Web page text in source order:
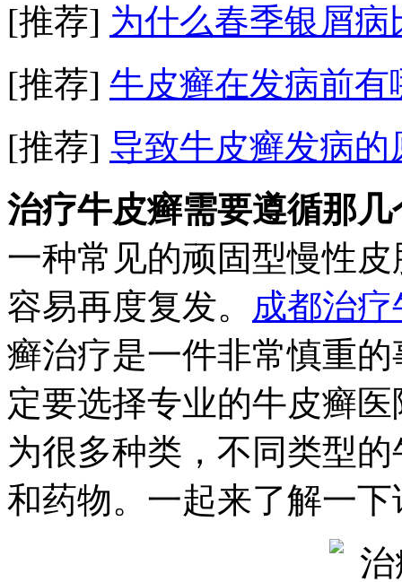
[推荐] 为什么春季银屑病
[推荐] 牛皮癣在发病前有
[推荐] 导致牛皮癣发病的
治疗牛皮癣需要遵循那几
一种常见的顽固型慢性
容易再度复发。 成都治
癣治疗是一件非常慎重
定要选择专业的牛皮癣
为很多种类，不同类型
和药物。一起来了解一